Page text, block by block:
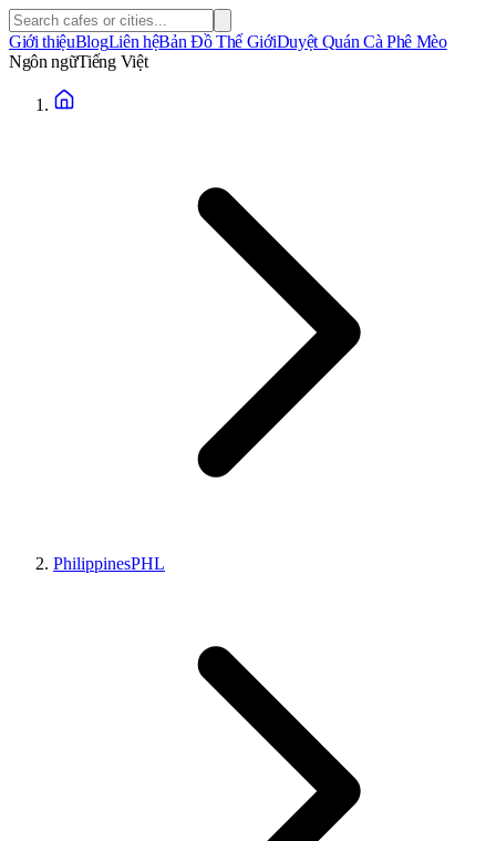
Giới thiệuBlogLiên hệBản Đồ Thế GiớiDuyệt Quán Cà Phê Mèo
Ngôn ngữTiếng Việt
PhilippinesPHL